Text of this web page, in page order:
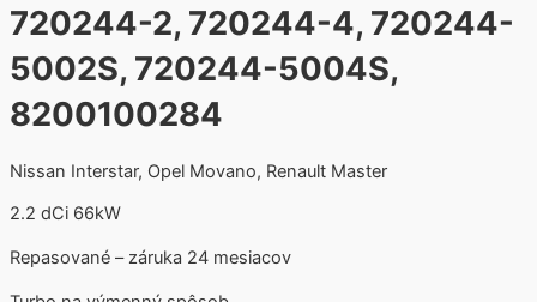
720244-2, 720244-4, 720244-
5002S, 720244-5004S,
8200100284
Nissan Interstar, Opel Movano, Renault Master
2.2 dCi 66kW
Repasované – záruka 24 mesiacov